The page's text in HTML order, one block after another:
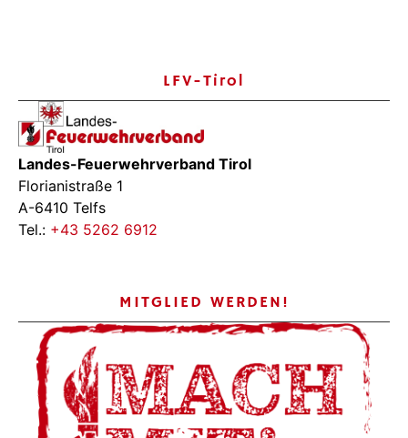
LFV-Tirol
Landes-Feuerwehrverband Tirol
Florianistraße 1
A-6410 Telfs
Tel.: +43 5262 6912
MITGLIED WERDEN!